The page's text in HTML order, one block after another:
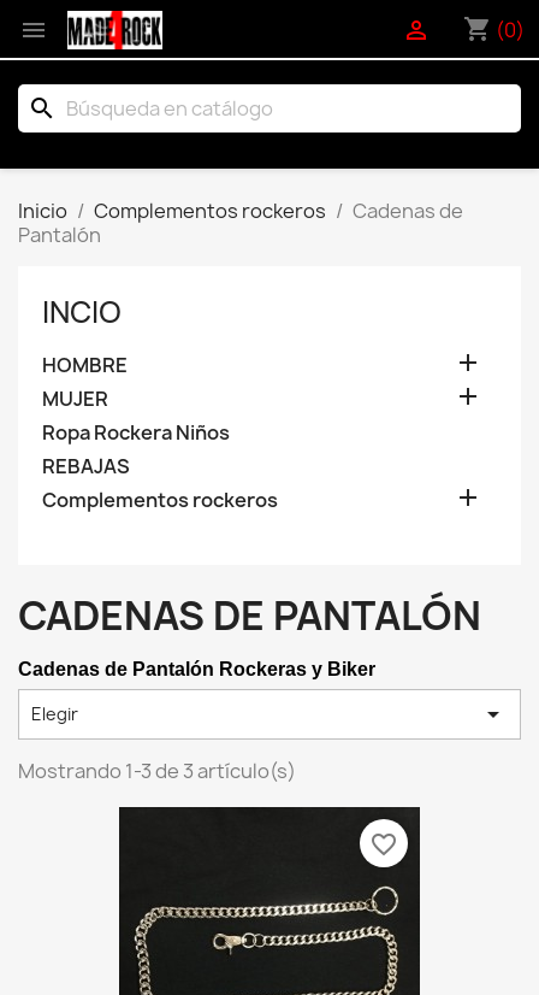
 shopping_cart (0)

search
Inicio Complementos rockeros
Cadenas de
Pantalón
INCIO
HOMBRE 
MUJER 
Ropa Rockera Niños
REBAJAS
Complementos rockeros

CADENAS DE PANTALÓN
Cadenas de Pantalón Rockeras y Biker
Elegir 
Mostrando 1-3 de 3 artículo(s)
favorite_border